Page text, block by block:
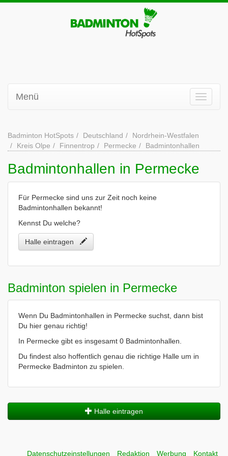
Menü
Badminton HotSpots Deutschland
Nordrhein-Westfalen
Kreis Olpe
Finnentrop Permecke Badmintonhallen
Badmintonhallen in Permecke
Für Permecke sind uns zur Zeit noch keine
Badmintonhallen bekannt!
Kennst Du welche?
Halle eintragen
Badminton spielen in Permecke
Wenn Du Badmintonhallen in Permecke suchst, dann bist
Du hier genau richtig!
In Permecke gibt es insgesamt 0 Badmintonhallen.
Du findest also hoffentlich genau die richtige Halle um in
Permecke Badminton zu spielen.
Halle eintragen
Datenschutzeinstellungen Redaktion Werbung Kontakt